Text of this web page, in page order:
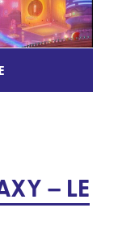
– LE